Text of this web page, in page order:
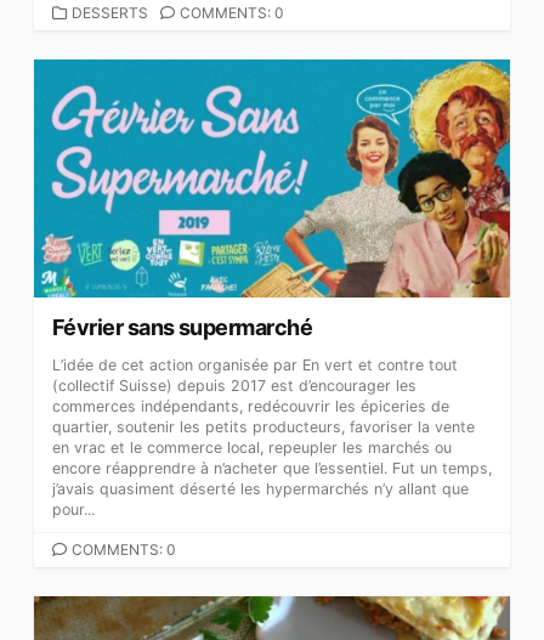
CATEGORIES
DESSERTS COMMENTS: 0
Février sans supermarché
L’idée de cet action organisée par En vert et contre tout
(collectif Suisse) depuis 2017 est d’encourager les
commerces indépendants, redécouvrir les épiceries de
quartier, soutenir les petits producteurs, favoriser la vente
en vrac et le commerce local, repeupler les marchés ou
encore réapprendre à n’acheter que l’essentiel. Fut un temps,
j’avais quasiment déserté les hypermarchés n’y allant que
pour...
COMMENTS: 0